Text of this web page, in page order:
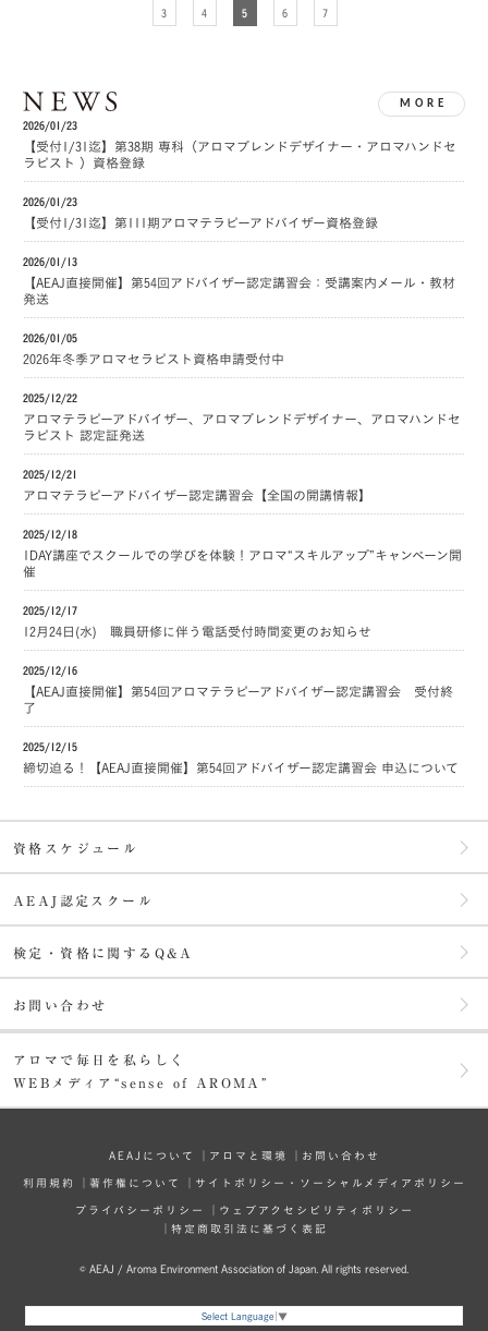
3 4 5 6 7
MORE
2026/01/23
【受付1/31迄】第38期 専科（アロマブレンドデザイナー・アロマハンドセ
ラピスト ）資格登録
2026/01/23
【受付1/31迄】第111期アロマテラピーアドバイザー資格登録
2026/01/13
【AEAJ直接開催】第54回アドバイザー認定講習会：受講案内メール・教材
発送
2026/01/05
2026年冬季アロマセラピスト資格申請受付中
2025/12/22
アロマテラピーアドバイザー、アロマブレンドデザイナー、アロマハンドセ
ラピスト 認定証発送
2025/12/21
アロマテラピーアドバイザー認定講習会【全国の開講情報】
2025/12/18
1DAY講座でスクールでの学びを体験！アロマ“スキルアップ”キャンペーン開
催
2025/12/17
12月24日(水) 職員研修に伴う電話受付時間変更のお知らせ
2025/12/16
【AEAJ直接開催】第54回アロマテラピーアドバイザー認定講習会 受付終
了
2025/12/15
締切迫る！【AEAJ直接開催】第54回アドバイザー認定講習会 申込について
資格スケジュール
AEAJ認定スクール
検定・資格に関するQ&A
お問い合わせ
アロマで毎日を私らしく
WEBメディア“sense of AROMA”
AEAJについて アロマと環境 お問い合わせ
利⽤規約 著作権について サイトポリシー・ソーシャルメディアポリシー
プライバシーポリシー
ウェブアクセシビリティポリシー
特定商取引法に基づく表記
© AEAJ / Aroma Environment Association of Japan. All rights reserved.
Select Language ▼